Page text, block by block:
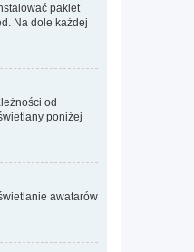
pakiet
Na dole każdej
od
poniżej
awatarów